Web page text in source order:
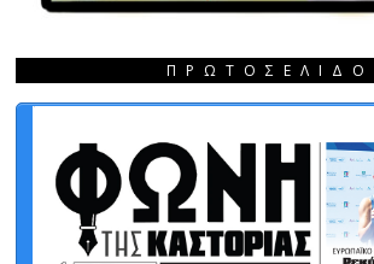
ΠΡΩΤΟΣΈΛΙΔΟ